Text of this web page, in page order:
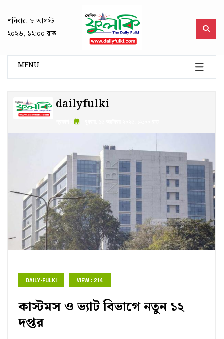
শনিবার, ৮ আগস্ট
২০২৬, ১২:০০ রাত
MENU
dailyfulki
DAILY-FULKI VIEW : 214
কাস্টমস ও ভ্যাট বিভাগে নতুন ১২
দপ্তর